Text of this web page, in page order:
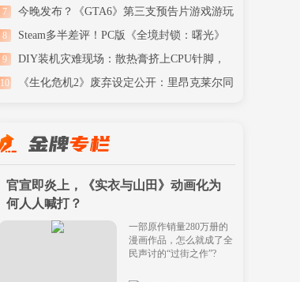
R星潜规则
7
今晚发布？《GTA6》第三支预告片游戏游玩
内容被曝
8
Steam多半差评！PC版《全境封锁：曙光》
首发翻车了
9
DIY装机灾难现场：散热膏挤上CPU针脚，
玩家看了心痛
10
《生化危机2》废弃设定公开：里昂克莱尔同
官宣即炎上，《实衣与山田》动画化为
何人人喊打？
一部原作销量280万册的
漫画作品，怎么就成了全
民声讨的“过街之作”?